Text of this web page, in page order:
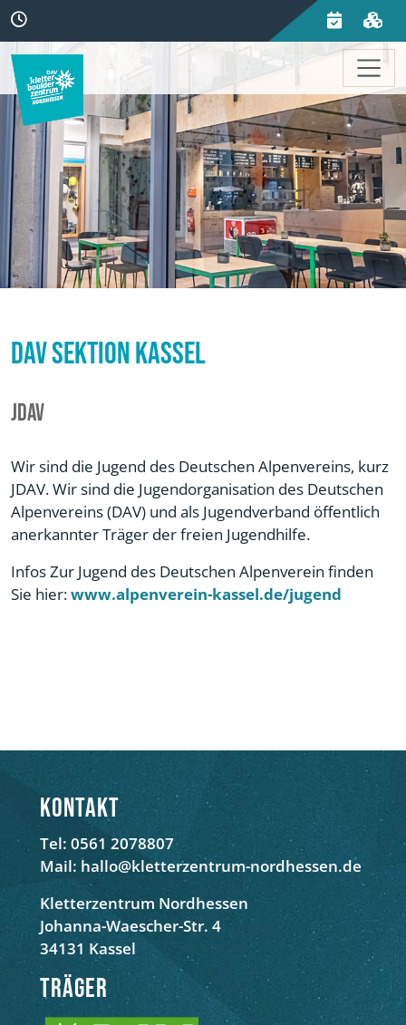
DAV Sektion Kassel
JDAV
Wir sind die Jugend des Deutschen Alpenvereins, kurz
JDAV. Wir sind die Jugendorganisation des Deutschen
Alpenvereins (DAV) und als Jugendverband öffentlich
anerkannter Träger der freien Jugendhilfe.
Infos Zur Jugend des Deutschen Alpenverein finden
Sie hier:www.alpenverein-kassel.de/jugend
Kontakt
Tel: 0561 2078807
Mail: hallo@kletterzentrum-nordhessen.de
Kletterzentrum Nordhessen
Johanna-Waescher-Str. 4
34131 Kassel
Träger